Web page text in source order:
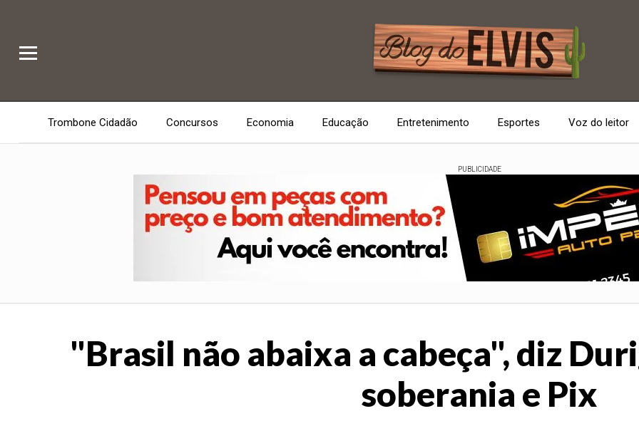
Trombone Cidadão Concursos Economia Educação Entretenimento Esportes Voz do leitor
PUBLICIDADE
"Brasil não abaixa a cabeça", diz
soberania e Pix